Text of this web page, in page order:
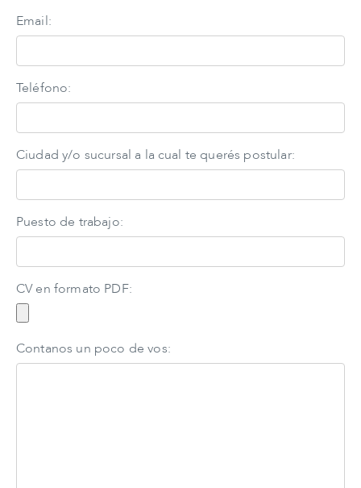
Email:
Teléfono:
Ciudad y/o sucursal a la cual te querés postular:
Puesto de trabajo:
CV en formato PDF:
Contanos un poco de vos: